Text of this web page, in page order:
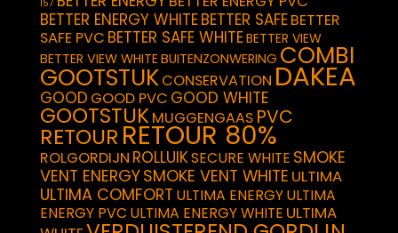
157
BETTER ENERGY WHITEBETTER SAFEBETTER
SAFE PVC BETTER SAFE WHITEBETTER VIEW
BETTER VIEW WHITEBUITENZONWERING COMBI
GOOTSTUKCONSERVATION DAKEA
GOOD GOOD PVC GOOD WHITE
GOOTSTUKMUGGENGAAS PVC
RETOUR RETOUR 80%
ROLGORDIJN ROLLUIKSECURE WHITE SMOKE
VENT ENERGYSMOKE VENT WHITE ULTIMA
ULTIMA COMFORT ULTIMA ENERGYULTIMA
ENERGY PVC ULTIMA ENERGY WHITE ULTIMA